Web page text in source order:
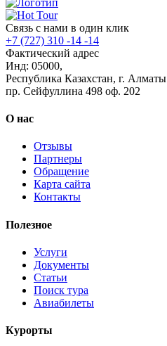
Связь с нами в один клик
+7 (727) 310 -14 -14
Фактический адрес
Инд: 05000,
Республика Казахстан, г. Алматы
пр. Сейфуллина 498 оф. 202
О нас
Отзывы
Партнеры
Обращение
Карта сайта
Контакты
Полезное
Услуги
Документы
Статьи
Поиск тура
Авиабилеты
Курорты